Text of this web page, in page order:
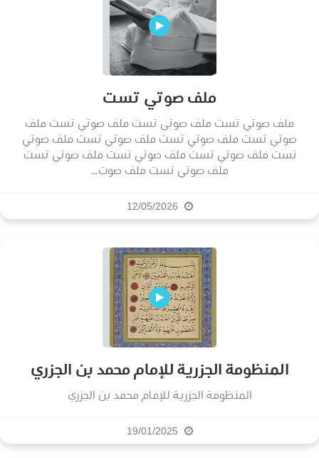
ملف صوتي تست
ملف صوتي تست ملف صوتي تست ملف صوتي تست ملف
صوتي تست ملف صوتي تست ملف صوتي تست ملف صوتي
تست ملف صوتي تست ملف صوتي تست ملف صوتي تست
ملف صوتي تست ملف صوت...
المنظومة الجزرية للإمام محمد بن الجزري
المنظومة الجزرية للإمام محمد بن الجزري